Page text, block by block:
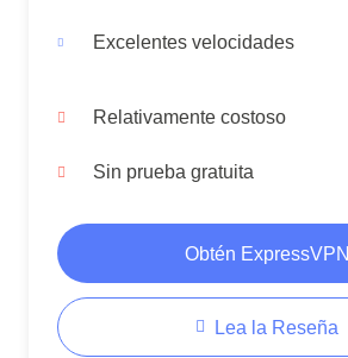
Excelentes velocidades
Relativamente costoso
Sin prueba gratuita
Obtén ExpressVPN
Lea la Reseña